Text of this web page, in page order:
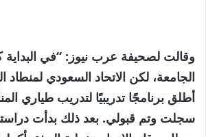
وقالت لصحيفة عرب نيوز: “في
الجامعة، لكن الاتحاد السعودي لمنطاد
أطلق برنامجًا تدريبيًا لتدريب طياري
سجلت وتم قبولي. بعد ذلك بدأت